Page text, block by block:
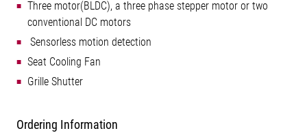
Three motor(BLDC), a three phase stepper motor or two
conventional DC motors
 Sensorless motion detection
Seat Cooling Fan
Grille Shutter
Ordering Information